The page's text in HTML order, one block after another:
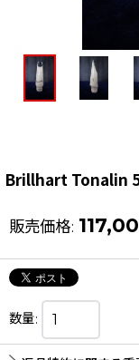
Brillhart Tonalin
販売価格:
数量: